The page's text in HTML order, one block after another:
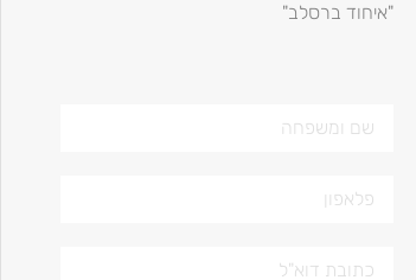
"איחוד ברסלב"